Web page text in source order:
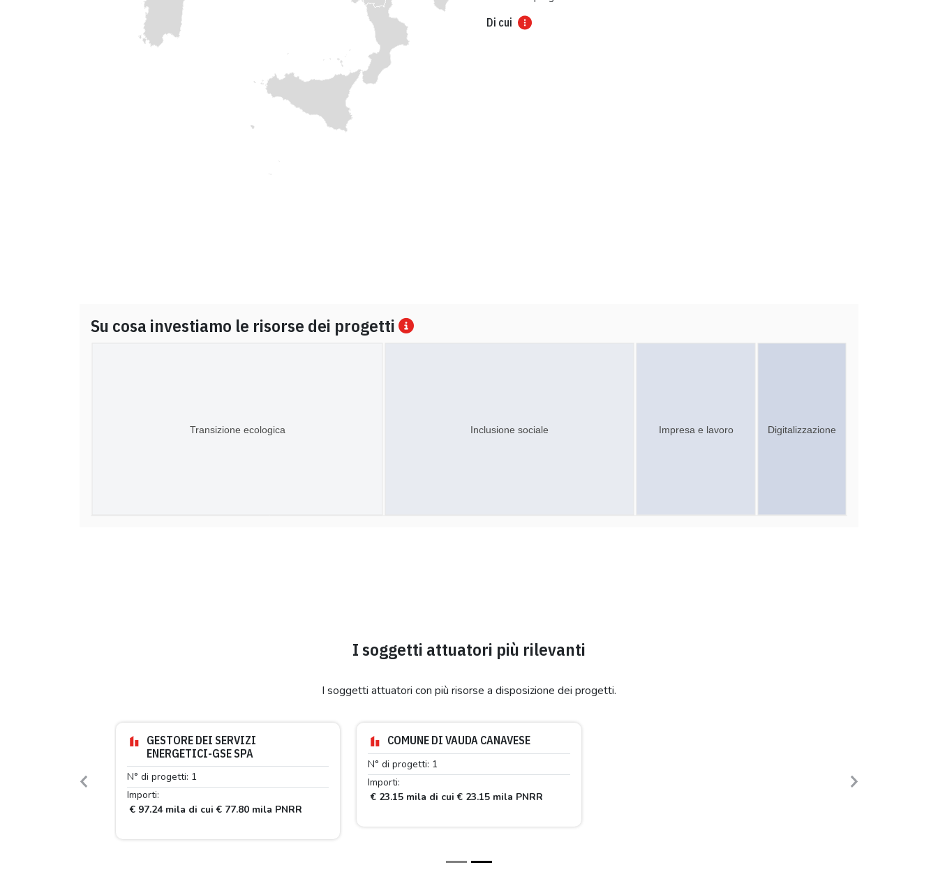
Di cui
Su cosa investiamo le risorse dei progetti
Digitalizzazione
Impresa e lavoro
Inclusione sociale
Transizione ecologica
I soggetti attuatori più rilevanti
I soggetti attuatori con più risorse a disposizione dei progetti.
GESTORE DEI SERVIZI
ENERGETICI-GSE SPA
N° di progetti: 1
Importi:
€ 97.24 mila di cui € 77.80 mila PNRR
COMUNE DI VAUDA CANAVESE
N° di progetti: 1
Importi:
€ 23.15 mila di cui € 23.15 mila PNRR
Previous Next